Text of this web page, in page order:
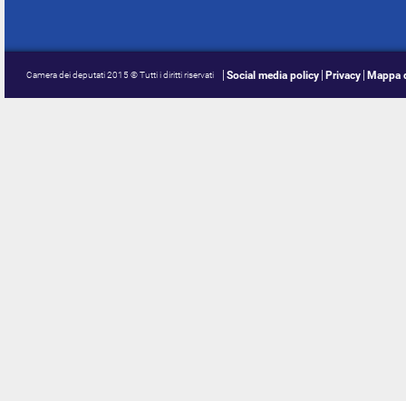
Camera dei deputati 2015 © Tutti i diritti riservati Social media policy Privacy Mappa